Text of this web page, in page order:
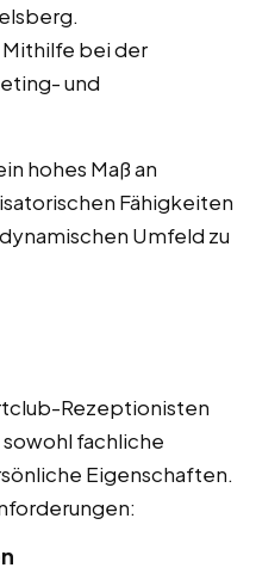
Mithilfe bei der
und
hohes Maß an
Fähigkeiten
Umfeld zu
Rezeptionisten
fachliche
Eigenschaften.